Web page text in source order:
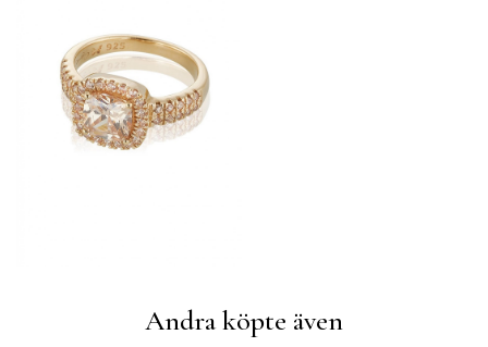
Andra köpte även